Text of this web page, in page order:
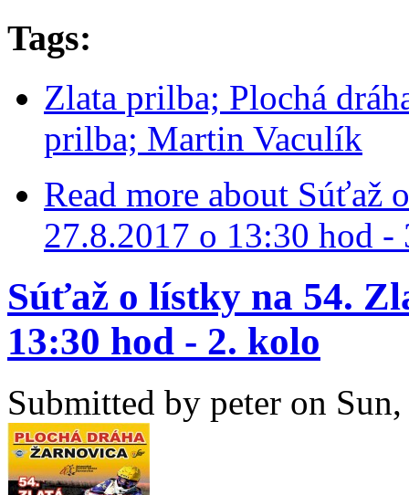
Tags:
Zlata prilba; Plochá
prilba; Martin Vaculík
Read more about Súťaž
27.8.2017 o 13:30 hod -
Súťaž o lístky na 54.
13:30 hod - 2. kolo
Submitted by peter on